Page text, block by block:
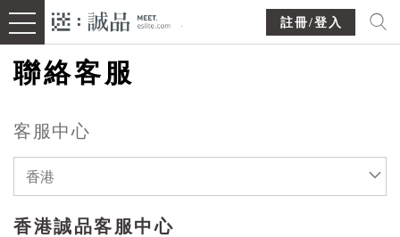
註冊/登入
聯絡客服
客服中心
香港
香港誠品客服中心